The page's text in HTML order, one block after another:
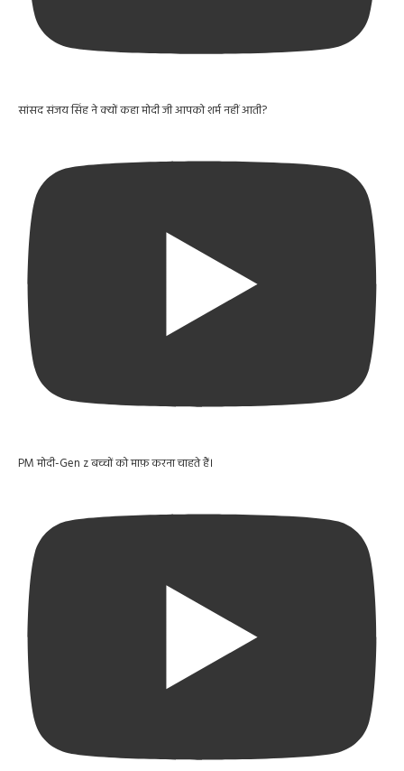
सांसद संजय सिंह ने क्यों कहा मोदी जी आपको शर्म नहीं आती?
PM मोदी-Gen z बच्चों को माफ़ करना चाहते हैं।